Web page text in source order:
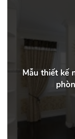
Mẫu thiết kế